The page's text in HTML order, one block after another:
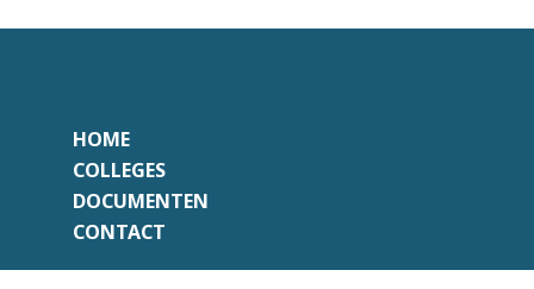
HOME
COLLEGES
DOCUMENTEN
CONTACT